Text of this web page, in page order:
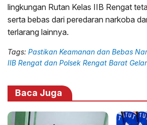
lingkungan Rutan Kelas IIB Rengat
serta bebas dari peredaran narkoba
terlarang lainnya.
Tags: Pastikan Keamanan dan Bebas
IIB Rengat dan Polsek Rengat Barat
Baca Juga